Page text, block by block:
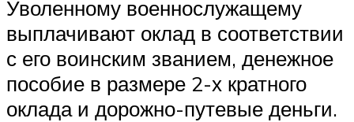
Уволенному военнослужащему
выплачивают оклад в соответствии
с его воинским званием, денежное
пособие в размере 2-х кратного
оклада и дорожно-путевые деньги.